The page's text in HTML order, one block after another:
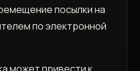
посылки на
по электронной